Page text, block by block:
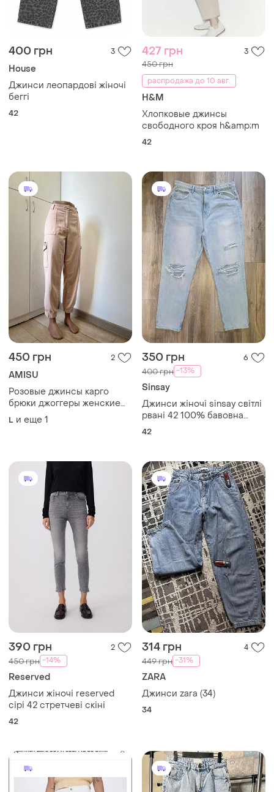
400 грн 3
House
Джинси леопардові жіночі
беггі
42
427 грн 3
450 грн
распродажа до 10 авг.
H&M
Хлопковые джинсы
свободного кроя h&amp;m
42
450 грн 2
AMISU
Розовые джинсы карго
брюки джоггеры женские
пудра
L и еще 1
350 грн 6
400 грн -13%
Sinsay
Джинси жіночі sinsay світлі
рвані 42 100% бавовна
mom fit
42
390 грн 2
450 грн -14%
Reserved
Джинси жіночі reserved
сірі 42 стретчеві скіні
42
314 грн 4
449 грн -31%
ZARA
Джинси zara (34)
34